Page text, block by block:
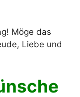
Möge das
Liebe und